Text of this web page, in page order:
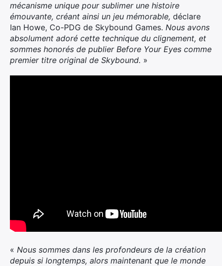
mécanisme unique pour sublimer une histoire
émouvante, créant ainsi un jeu mémorable, déclare
Ian Howe, Co-PDG de Skybound Games. Nous avons
absolument adoré cette technique du clignement, et
sommes honorés de publier Before Your Eyes comme
premier titre original de Skybound. »
« Nous sommes dans les profondeurs de la création
depuis si longtemps, alors maintenant que le monde